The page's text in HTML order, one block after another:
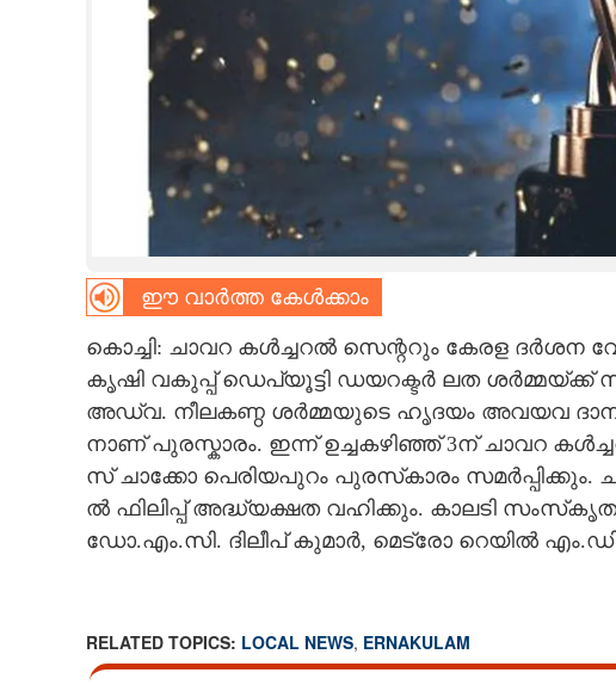
CARTOONS
LITERATURE
CONTACT US
ഈ വാർത്ത കേൾക്കാം
കൊ​ച്ചി​:​ ​ചാ​വ​റ​ ​ക​ൾ​ച്ച​റ​ൽ​ ​സെ​ന്റ​റും​ ​കേ​ര​ള​ ​ദ​ർ​ശ​ന​
കൃ​ഷി​ ​വ​കു​പ്പ് ​ഡെ​പ്യൂ​ട്ടി​ ​ഡ​യ​റ​ക്ട​ർ​ ​ല​ത​ ​ശ​ർ​മ്മ​യ്ക്ക്
അ​ഡ്വ.​ ​നീ​ല​ക​ണ്ഠ​ ​ശ​ർ​മ്മ​യു​ടെ​ ​ഹൃ​ദ​യം​ ​അ​വ​യ​വ​
നാ​ണ് ​പു​ര​സ്കാ​രം.​ ​ഇ​ന്ന് ​ഉ​ച്ച​ക​ഴി​ഞ്ഞ് 3​ന് ​ചാ​വ​റ​
സ് ​ചാ​ക്കോ​ ​പെ​രി​യ​പു​റം​ ​പു​ര​സ്‌​കാ​രം​ ​സ​മ​ർ​പ്പി​ക്കും.​
ൽ​ ​ഫി​ലി​പ്പ് ​അ​ദ്ധ്യ​ക്ഷ​ത​ ​വ​ഹി​ക്കും.​ ​കാ​ല​ടി​
ഡോ.​എം.​സി.​ ​ദി​ലീ​പ് ​കു​മാ​ർ,​ ​മെ​ട്രോ​ ​റെ​യി​ൽ​
RELATED TOPICS: LOCAL NEWS, ERNAKULAM